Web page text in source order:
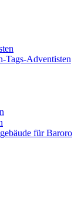
Tags-Adventisten
für Baroro